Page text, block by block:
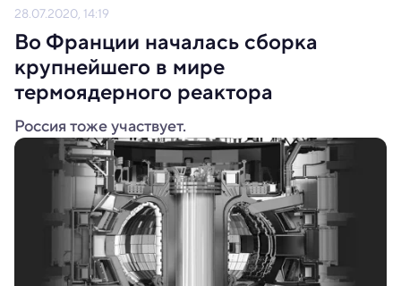
28.07.2020, 14:19
Во Франции началась сборка
крупнейшего в мире
термоядерного реактора
Россия тоже участвует.